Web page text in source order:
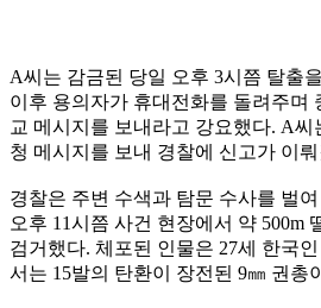
A씨는 감금된 당일 오후 3시쯤 탈출
이후 용의자가 휴대전화를 돌려주며
교 메시지를 보내라고 강요했다. A씨
청 메시지를 보내 경찰에 신고가 이
경찰은 주변 수색과 탐문 수사를 벌
오후 11시쯤 사건 현장에서 약 500m
검거했다. 체포된 인물은 27세 한국
서는 15발의 탄환이 장전된 9㎜ 권총